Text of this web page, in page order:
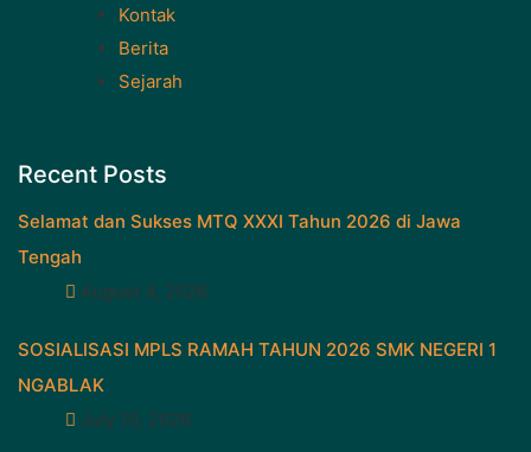
Kontak
Berita
Sejarah
Recent Posts
Selamat dan Sukses MTQ XXXI Tahun 2026 di Jawa
Tengah
August 4, 2026
SOSIALISASI MPLS RAMAH TAHUN 2026 SMK NEGERI 1
NGABLAK
July 10, 2026